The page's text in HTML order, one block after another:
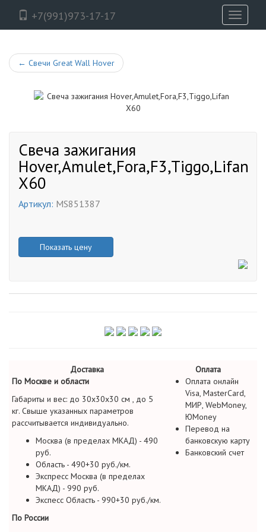
+7(991)973-17-17
Toggle
← Свечи Great Wall Hover
Свеча зажигания
Hover,Amulet,Fora,F3,Tiggo,Lifan
X60
Артикул: MS851387
Показать цену
Доставка
Оплата
По Москве и области
Габариты и вес: до 30х30х30 см , до 5
кг. Свыше указанных параметров
рассчитывается индивидуально.
Москва (в пределах МКАД) - 490
руб.
Область - 490+30 руб./км.
Экспресс Москва (в пределах
МКАД) - 990 руб.
Экспесс Область - 990+30 руб./км.
По России
Оплата онлайн
Visa, MasterCard,
МИР, WebMoney,
ЮMoney
Перевод на
банковскую карту
Банковский счет